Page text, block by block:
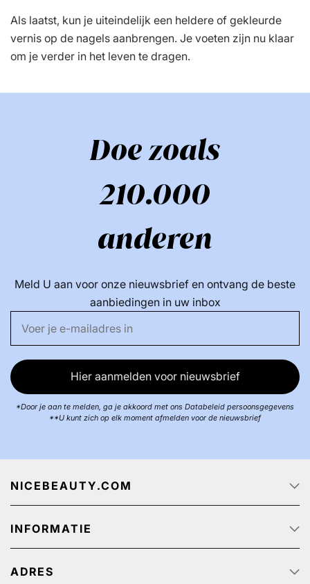
Als laatst, kun je uiteindelijk een heldere of gekleurde
vernis op de nagels aanbrengen. Je voeten zijn nu klaar
om je verder in het leven te dragen.
Doe zoals
210.000
anderen
Meld U aan voor onze nieuwsbrief en ontvang de beste
aanbiedingen in uw inbox
Hier aanmelden voor nieuwsbrief
*Door je aan te melden, ga je akkoord met ons Databeleid persoonsgegevens
**U kunt zich op elk moment afmelden voor de nieuwsbrief
NICEBEAUTY.COM
Startpagina
Over ons
Track & Trace
Reclame aanbiedingen
INFORMATIE
Klantenservice - Q & A
Privacy beleid
ADRES